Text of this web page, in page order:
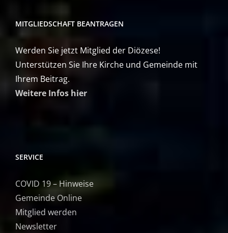
MITGLIEDSCHAFT BEANTRAGEN
Werden Sie jetzt Mitglied der Diözese!
Unterstützen Sie Ihre Kirche und Gemeinde mit
Ihrem Beitrag.
Weitere Infos hier
SERVICE
COVID 19 – Hinweise
Gemeinde Online
Mitglied werden
Newsletter